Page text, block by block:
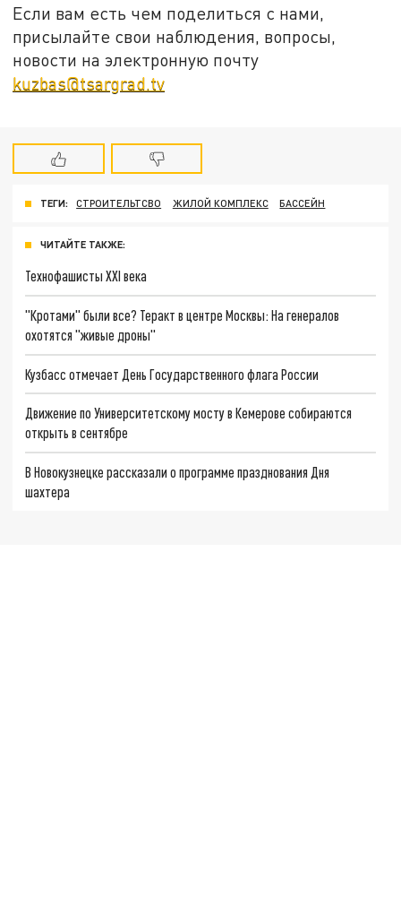
Если вам есть чем поделиться с нами,
присылайте свои наблюдения, вопросы,
новости на электронную почту
kuzbas@tsargrad.tv
ТЕГИ: СТРОИТЕЛЬТСВО ЖИЛОЙ КОМПЛЕКС БАССЕЙН
ЧИТАЙТЕ ТАКЖЕ:
Технофашисты XXI века
"Кротами" были все? Теракт в центре Москвы: На генералов
охотятся "живые дроны"
Кузбасс отмечает День Государственного флага России
Движение по Университетскому мосту в Кемерове собираются
открыть в сентябре
В Новокузнецке рассказали о программе празднования Дня
шахтера